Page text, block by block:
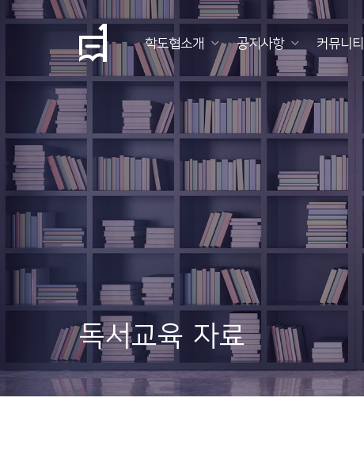
학도협소개 공지사항 커뮤니티
독서교육 자료
협
소
개
니
티